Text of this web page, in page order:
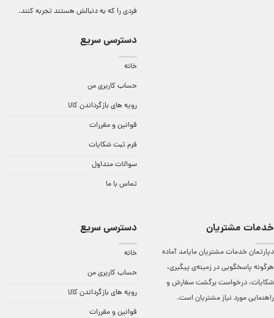
فردی را که به دنبالش هستند تجربه کنند.
دسترسی سریع
خانه
حساب کاربری من
رویه های بازگرداندن کالا
قوانین و مقررات
فرم ثبت شکایات
سوالات متداول
تماس با ما
خدمات مشتریان
دپارتمان خدمات مشتریان مایامد آماده
هرگونه پاسخگویی در زمینه‌ی پیگیری،
شکایات، درخواست برگشت سفارش و
راهنمایی مورد نیاز مشتریان است.
دسترسی سریع
خانه
حساب کاربری من
رویه های بازگرداندن کالا
قوانین و مقررات